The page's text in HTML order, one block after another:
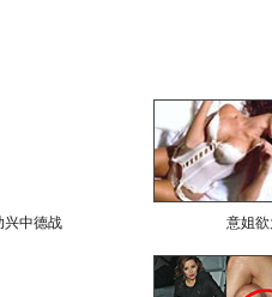
兴中德战 意姐